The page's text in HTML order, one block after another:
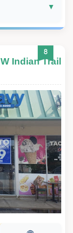
8
Indian Trail